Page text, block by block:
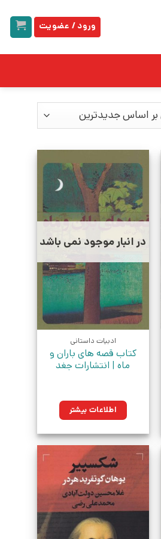
ورود / عضویت
در انبار موجود نمی باشد
ادبیات داستانی
کتاب قصه های باران و
ماه | انتشارات جغد
اطلاعات بیشتر